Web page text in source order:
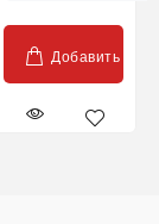
Добавить